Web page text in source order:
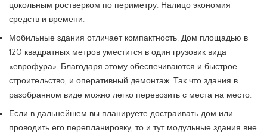
цокольным ростверком по периметру. Налицо экономия
средств и времени.
Мобильные здания отличает компактность. Дом площадью в
120 квадратных метров уместится в один грузовик вида
«еврофура». Благодаря этому обеспечиваются и быстрое
строительство, и оперативный демонтаж. Так что здания в
разобранном виде можно легко перевозить с места на место.
Если в дальнейшем вы планируете достраивать дом или
проводить его перепланировку, то и тут модульные здания вне